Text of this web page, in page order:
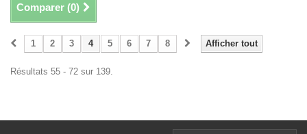
Comparer (0)
Afficher tout
1 2 3 4 5 6 7 8
Résultats 55 - 72 sur 139.